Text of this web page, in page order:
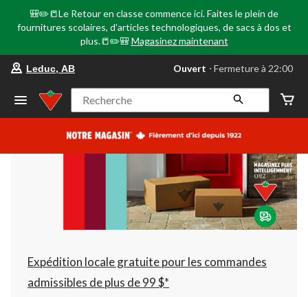
🎒✏️📒Le Retour en classe commence ici. Faites le plein de
fournitures scolaires, d'articles technologiques, de sacs à dos et
plus.📒✏️🎒 Magasinez maintenant
votre
préféré
Leduc,
AB,
courament
Fermeture
à
22:00
cliquer
pour
changer
Leduc, AB Ouvert ⋅ Fermeture à 22:00
Recherche
Expédition locale gratuite pour les commandes
admissibles de plus de 99 $*